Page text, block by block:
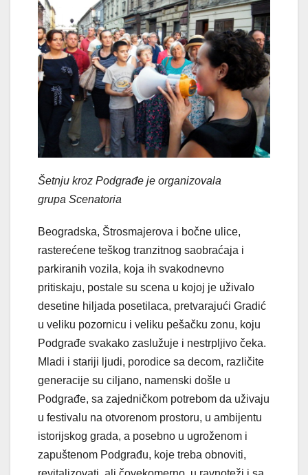
Šetnju kroz Podgrađe je organizovala
grupa Scenatoria
Beogradska, Štrosmajerova i bočne ulice,
rasterećene teškog tranzitnog saobraćaja i
parkiranih vozila, koja ih svakodnevno
pritiskaju, postale su scena u kojoj je uživalo
desetine hiljada posetilaca, pretvarajući Gradić
u veliku pozornicu i veliku pešačku zonu, koju
Podgrađe svakako zaslužuje i nestrpljivo čeka.
Mladi i stariji ljudi, porodice sa decom, različite
generacije su ciljano, namenski došle u
Podgrađe, sa zajedničkom potrebom da uživaju
u festivalu na otvorenom prostoru, u ambijentu
istorijskog grada, a posebno u ugroženom i
zapuštenom Podgrađu, koje treba obnoviti,